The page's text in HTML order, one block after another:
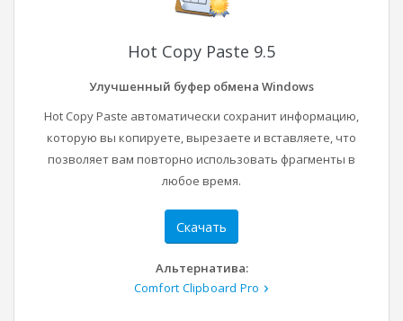
Hot Copy Paste 9.5
Улучшенный буфер обмена Windows
Hot Copy Paste автоматически сохранит информацию,
которую вы копируете, вырезаете и вставляете, что
позволяет вам повторно использовать фрагменты в
любое время.
Скачать
Альтернатива:
Comfort Clipboard Pro